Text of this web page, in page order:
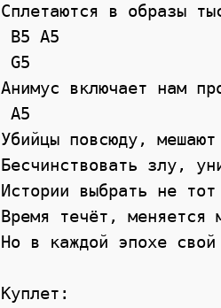
Сплетаются в образы
Анимус включает нам
Убийцы повсюду,
Бесчинствовать злу,
Истории выбрать не тот
Время течёт, меняется
Но в каждой эпохе свой
Куплет: